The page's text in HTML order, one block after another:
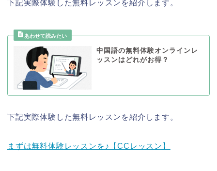
下記実際体験した無料レッスンを紹介します。
中国語の無料体験オンラインレ
ッスンはどれがお得？
下記実際体験した無料レッスンを紹介します。
まずは無料体験レッスンを♪【CCレッスン】